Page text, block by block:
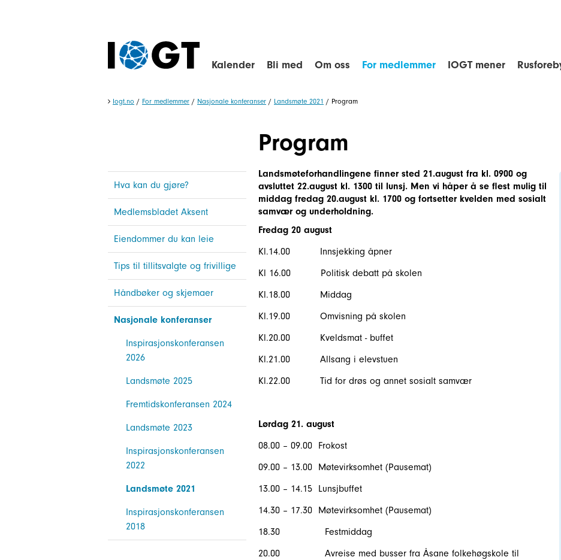
Kalender Bli med Om oss For medlemmer IOGT mener
Iogt.no / For medlemmer / Nasjonale konferanser / Landsmøte 2021 / Program
Hva kan du gjøre?
Medlemsbladet Aksent
Eiendommer du kan leie
Tips til tillitsvalgte og frivillige
Håndbøker og skjemaer
Nasjonale konferanser
Inspirasjonskonferansen
2026
Landsmøte 2025
Fremtidskonferansen 2024
Landsmøte 2023
Inspirasjonskonferansen
2022
Landsmøte 2021
Inspirasjonskonferansen
2018
Program
Landsmøteforhandlingene finner sted 21.august fra kl. 0900 og
avsluttet 22.august kl. 1300 til lunsj. Men vi håper å se flest mulig til
middag fredag 20.august kl. 1700 og fortsetter kvelden med sosialt
samvær og underholdning.
Fredag 20 august
Kl.14.00 Innsjekking åpner
Kl 16.00 Politisk debatt på skolen
Kl.18.00 Middag
Kl.19.00 Omvisning på skolen
Kl.20.00 Kveldsmat - buffet
Kl.21.00 Allsang i elevstuen
Kl.22.00 Tid for drøs og annet sosialt samvær
Lørdag 21. august
08.00 – 09.00 Frokost
09.00 – 13.00 Møtevirksomhet (Pausemat)
13.00 – 14.15 Lunsjbuffet
14.30 – 17.30 Møtevirksomhet (Pausemat)
18.30 Festmiddag
20.00 Avreise med busser fra Åsane folkehøgskole til